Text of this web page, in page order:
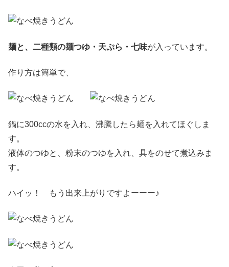
麺と、二種類の麺つゆ・天ぷら・七味が入っています。
作り方は簡単で、
鍋に300ccの水を入れ、沸騰したら麺を入れてほぐしま
す。
液体のつゆと、粉末のつゆを入れ、具をのせて煮込みま
す。
ハイッ！ もう出来上がりですよーーー♪